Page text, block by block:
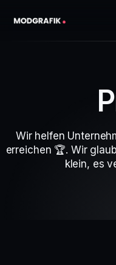
Wir helfen
erreichen 🏆. Wir
klein, es